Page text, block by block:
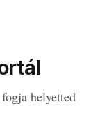
helyetted